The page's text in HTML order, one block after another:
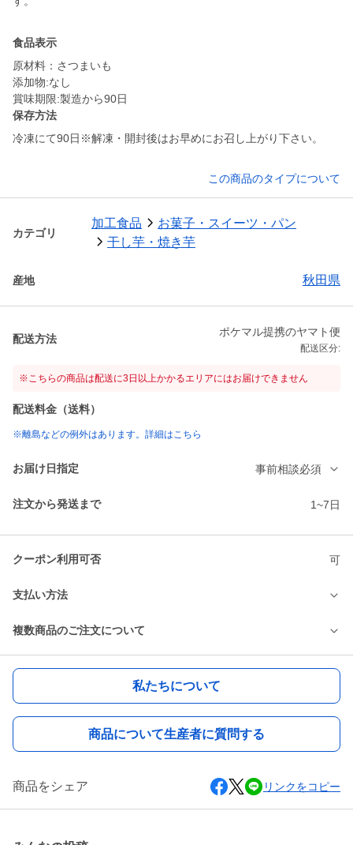
食品表示
原材料：さつまいも
添加物:なし
賞味期限:製造から90日
保存方法
冷凍にて90日※解凍・開封後はお早めにお召し上がり下さい。
この商品のタイプについて
カテゴリ
加工食品
お菓子・スイーツ・パン
干し芋・焼き芋
産地 秋田県
配送方法
ポケマル提携のヤマト便
配送区分:
※こちらの商品は配送に3日以上かかるエリアにはお届けできません
配送料金（送料）
※離島などの例外はあります。詳細はこちら
お届け日指定 事前相談必須
注文から発送まで 1~7日
クーポン利用可否 可
支払い方法
複数商品のご注文について
私たちについて
商品について生産者に質問する
商品をシェア リンクをコピー